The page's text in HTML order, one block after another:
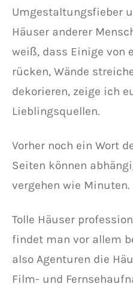
Umgestaltungsfieber
Häuser anderer
weiß, dass Einige von
rücken, Wände
dekorieren, zeige ich
Lieblingsquellen.
Vorher noch ein Wort
Seiten können
vergehen wie Minuten.
Tolle Häuser
findet man vor allem
also Agenturen die
Film- und